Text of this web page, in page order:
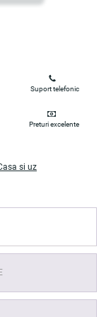
Suport telefonic
Preturi excelente
si uz